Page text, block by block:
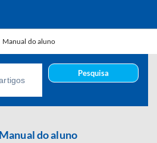
Manual do aluno
Pesquisa
Manual do aluno